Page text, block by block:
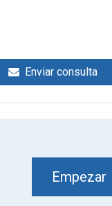
Enviar consulta
Empezar